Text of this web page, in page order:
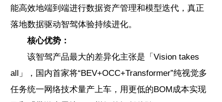
能高效地端到端进行数据资产管理和模型迭代，真正
落地数据驱动智驾体验持续进化。
核心优势：
该智驾产品最大的差异化主张是「Vision takes
all」，国内首家将“BEV+OCC+Transformer”纯视觉多
任务统一网络技术量产上车，用更低的BOM成本实现